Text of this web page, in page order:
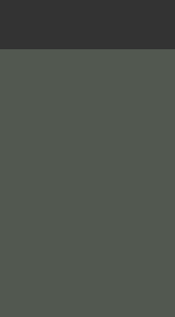
direct